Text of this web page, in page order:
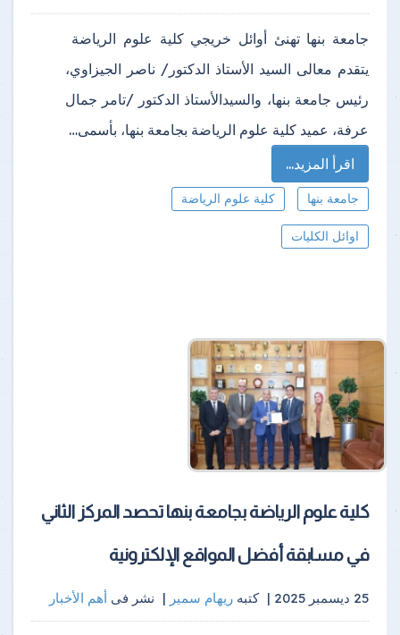
جامعة بنها تهنئ أوائل خريجي كلية علوم الرياضة ​
يتقدم معالى السيد الأستاذ الدكتور/ ناصر الجيزاوي،
رئيس جامعة بنها، والسيدالأستاذ الدكتور /تامر جمال
عرفة، عميد كلية علوم الرياضة بجامعة بنها، بأسمى…
اقرأ المزيد...
جامعة بنها كلية علوم الرياضة
اوائل الكليات
كلية علوم الرياضة بجامعة بنها تحصد المركز الثاني
في مسابقة أفضل المواقع الإلكترونية
25 ديسمبر 2025 | كتبه ريهام سمير | نشر فى أهم الأخبار